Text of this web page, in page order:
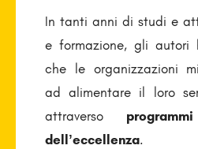
In tanti anni di studi e
e formazione, gli autori
che le organizzazioni
ad alimentare il loro
attraverso
dell’eccellenza.